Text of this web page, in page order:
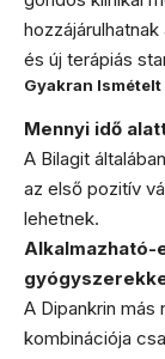
és új terápiás
Gyakran
Mennyi idő
A Bilagit
az első pozitív
lehetnek.
Alkalmazható-
A Dipankrin más
kombinációja